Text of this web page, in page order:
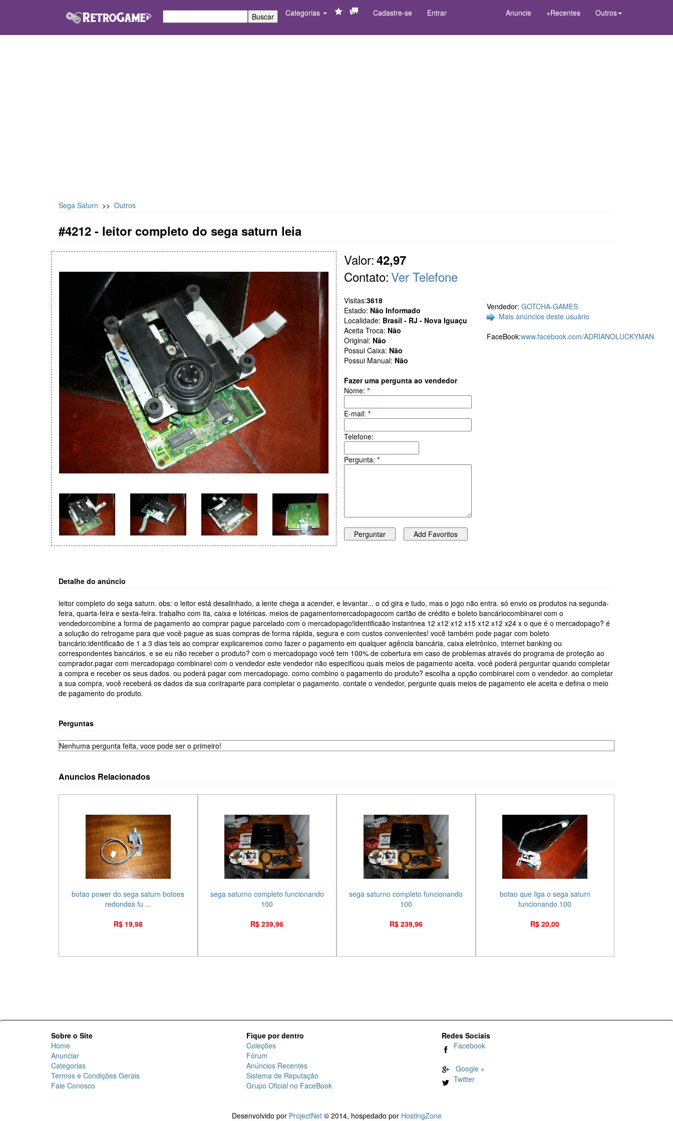
Categorias Cadastre-se Entrar Anuncie +Recentes Outros
Sega Saturn >> Outros
#4212 - leitor completo do sega saturn leia
Valor:42,97
Contato:Ver Telefone
Visitas:3618
Estado: Não Informado
Localidade: Brasil - RJ - Nova Iguaçu
Aceita Troca: Não
Original: Não
Possui Caixa: Não
Possui Manual: Não
Fazer uma pergunta ao vendedor
Nome: *
E-mail: *
Telefone:
Pergunta: *
Vendedor: GOTCHA-GAMES
Mais anúncios deste usuário
FaceBook:www.facebook.com/ADRIANOLUCKYMAN
Detalhe do anúncio
leitor completo do sega saturn. obs: o leitor está desalinhado, a lente chega a acender, e levantar... o cd gira e tudo, mas o jogo não entra. só envio os produtos na segunda-
feira, quarta-feira e sexta-feira. trabalho com ita, caixa e lotéricas. meios de pagamentomercadopagocom cartão de crédito e boleto bancáriocombinarei com o
vendedorcombine a forma de pagamento ao comprar pague parcelado com o mercadopago!identificaão instantnea 12 x12 x12 x15 x12 x12 x24 x o que é o mercadopago? é
a solução do retrogame para que você pague as suas compras de forma rápida, segura e com custos convenientes! você também pode pagar com boleto
bancário:identificaão de 1 a 3 dias teis ao comprar explicaremos como fazer o pagamento em qualquer agência bancária, caixa eletrônico, internet banking ou
correspondentes bancários. e se eu não receber o produto? com o mercadopago você tem 100% de cobertura em caso de problemas através do programa de proteção ao
comprador.pagar com mercadopago combinarei com o vendedor este vendedor não especificou quais meios de pagamento aceita. você poderá perguntar quando completar
a compra e receber os seus dados. ou poderá pagar com mercadopago. como combino o pagamento do produto? escolha a opção combinarei com o vendedor. ao completar
a sua compra, você receberá os dados da sua contraparte para completar o pagamento. contate o vendedor, pergunte quais meios de pagamento ele aceita e defina o meio
de pagamento do produto.
Perguntas
Nenhuma pergunta feita, voce pode ser o primeiro!
Anuncios Relacionados
botao power do sega saturn botoes
redondos fu ...
R$ 19,98
sega saturno completo funcionando
100
R$ 239,96
sega saturno completo funcionando
100
R$ 239,96
botao que liga o sega saturn
funcionando 100
R$ 20,00
Sobre o Site
Home
Anunciar
Categorias
Termos e Condições Gerais
Fale Conosco
Fique por dentro
Coleções
Fórum
Anúncios Recentes
Sistema de Reputação
Grupo Oficial no FaceBook
Redes Sociais
Facebook
Google +
Twitter
Desenvolvido por ProjectNet© 2014, hospedado por HostingZone